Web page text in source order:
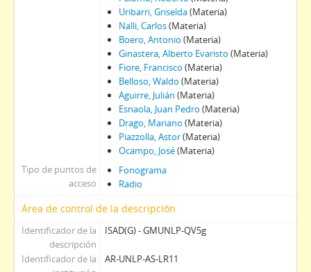
Uribarri, Griselda(Materia)
Nalli, Carlos(Materia)
Boero, Antonio (Materia)
Ginastera, Alberto Evaristo (Materia)
Fiore, Francisco (Materia)
Belloso, Waldo (Materia)
Aguirre, Julián (Materia)
Esnaola, Juan Pedro (Materia)
Drago, Mariano (Materia)
Piazzolla, Astor(Materia)
Ocampo, José(Materia)
Tipo de puntos de
acceso
Fonograma
Radio
Área de control de la descripción
Identificador de la
descripción
ISAD(G) - GMUNLP-QV5g
Identificador de la
AR-UNLP-AS-LR11